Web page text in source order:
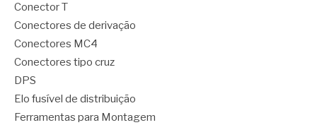
Conector T
Conectores de derivação
Conectores MC4
Conectores tipo cruz
DPS
Elo fusível de distribuição
Ferramentas para Montagem